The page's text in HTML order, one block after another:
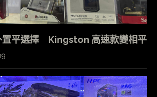
置平選擇 Kingston 高速款變相平